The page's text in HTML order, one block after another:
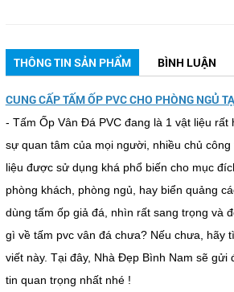
THÔNG TIN SẢN PHẨM BÌNH LUẬN
CUNG CẤP TẤM ỐP PVC CHO PHÒNG NGỦ
- Tấm Ốp Vân Đá PVC đang là 1 vật liệu rất
sự quan tâm của mọi người, nhiều chủ
liệu được sử dụng khá phổ biến cho mục
phòng khách, phòng ngủ, hay biển quảng
dùng tấm ốp giả đá, nhìn rất sang trọng và
gì về tấm pvc vân đá chưa? Nếu chưa, hãy
viết này. Tại đây, Nhà Đẹp Bình Nam sẽ gửi
tin quan trọng nhất nhé !